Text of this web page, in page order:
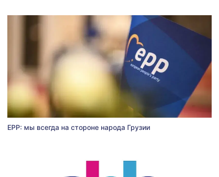
EPP: мы всегда на стороне народа Грузии